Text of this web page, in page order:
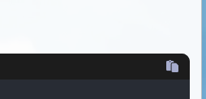
shift + j	打开/关掉外部框
线模式下可以让对应边的元